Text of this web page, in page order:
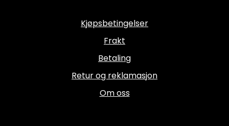
Kjøpsbetingelser
Frakt
Betaling
Retur og reklamasjon
Om oss